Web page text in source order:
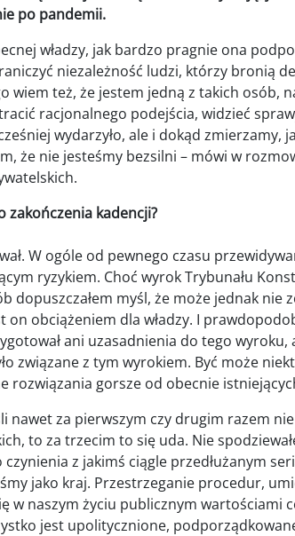
po pandemii.
władzy, jak bardzo pragnie ona
niezależność ludzi, którzy bronią
wiem też, że jestem jedną z takich osób,
racjonalnego podejścia, widzieć
wydarzyło, ale i dokąd zmierzamy,
że nie jesteśmy bezsilni – mówi w
zakończenia kadencji?
W ogóle od pewnego czasu
ryzykiem. Choć wyrok Trybunału
dopuszczałem myśl, że może jednak nie
on obciążeniem dla władzy. I
ani uzasadnienia do tego
związane z tym wyrokiem. Być może
rozwiązania gorsze od obecnie
nawet za pierwszym czy drugim razem
to za trzecim to się uda. Nie
czynienia z jakimś ciągle przedłużanym
jako kraj. Przestrzeganie procedur,
w naszym życiu publicznym wartościami
jest upolitycznione,